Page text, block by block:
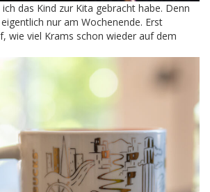
das Kind zur Kita gebracht habe. Denn
nur am Wochenende. Erst
wie viel Krams schon wieder auf dem